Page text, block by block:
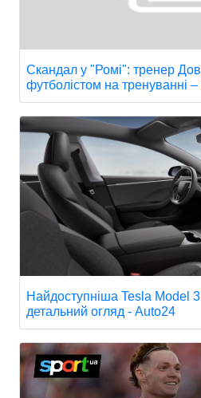
Скандал у "Ромі": тренер
футболістом на тренуванні –
Найдоступніша Tesla Model
детальний огляд - Auto24